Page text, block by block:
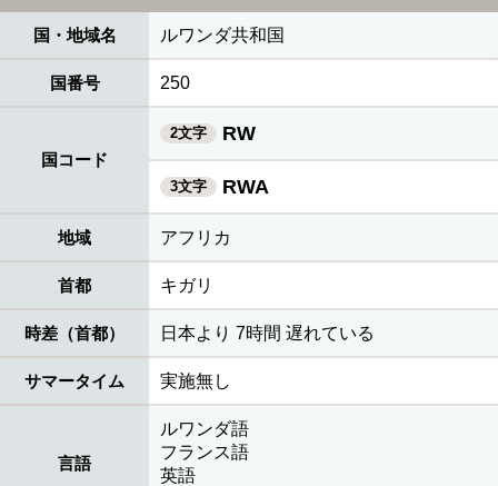
国・地域名 ルワンダ共和国
国番号 250
国コード
2文字 RW
3文字 RWA
地域 アフリカ
首都 キガリ
時差（首都） 日本より 7時間 遅れている
サマータイム 実施無し
言語
ルワンダ語
フランス語
英語